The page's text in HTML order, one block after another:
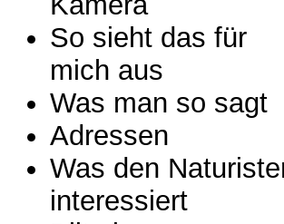
So sieht das für
mich aus
Was man so sagt
Adressen
Was den
interessiert